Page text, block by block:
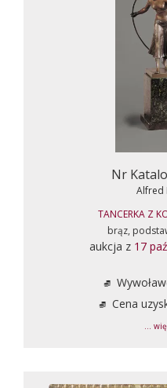
Nr
Alfred
TANCERKA Z
brąz,
aukcja z 17
Cena
...